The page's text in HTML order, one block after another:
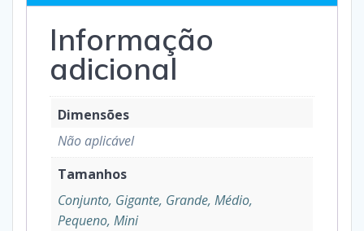
Informação
adicional
Dimensões
Não aplicável
Tamanhos
Conjunto, Gigante, Grande, Médio,
Pequeno, Mini